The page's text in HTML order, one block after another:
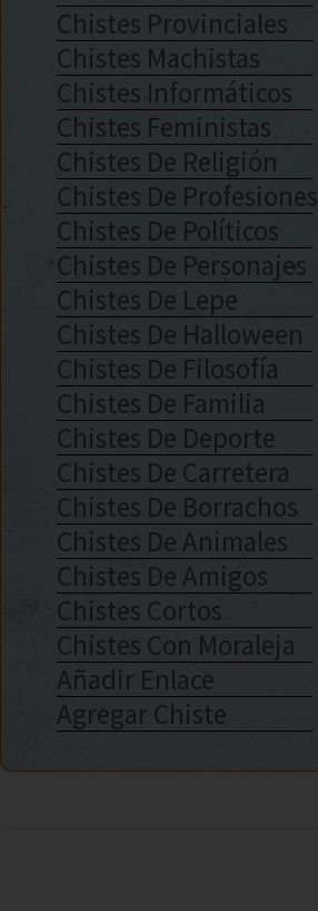
Chistes Provinciales
Chistes Machistas
Chistes Informáticos
Chistes Feministas
Chistes De Religión
Chistes De Profesiones
Chistes De Políticos
Chistes De Personajes
Chistes De Lepe
Chistes De Halloween
Chistes De Filosofía
Chistes De Familia
Chistes De Deporte
Chistes De Carretera
Chistes De Borrachos
Chistes De Animales
Chistes De Amigos
Chistes Cortos
Chistes Con Moraleja
Añadir Enlace
Agregar Chiste